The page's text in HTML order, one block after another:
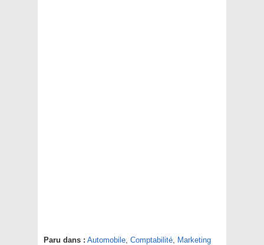
Paru dans : Automobile, Comptabilité, Marketing